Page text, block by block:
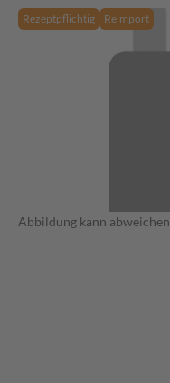
Rezeptpflichtig Reimport
Abbildung kann abweichen